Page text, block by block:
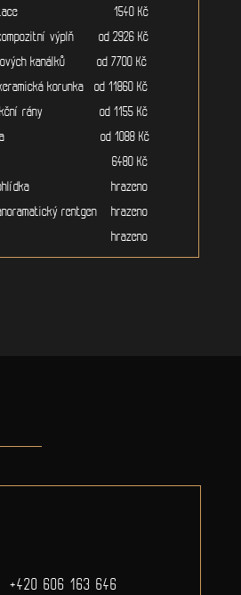
1540 Kč
výplň od 2926 Kč
kanálků od 7700 Kč
korunka od 11860 Kč
rány od 1155 Kč
od 1088 Kč
6480 Kč
prohlídka hrazeno
rentgen hrazeno
hrazeno
+420 606 163 646